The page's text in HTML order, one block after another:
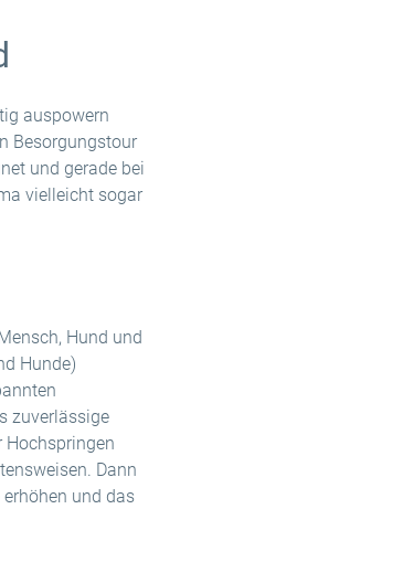
auspowern
Besorgungstour
und gerade bei
vielleicht sogar
Hund und
Hunde)
zuverlässige
Hochspringen
Dann
und das